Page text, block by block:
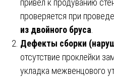
проверяется при
из двойного бруса
Дефекты сборки
отсутствие проклейки
укладка межвенцового